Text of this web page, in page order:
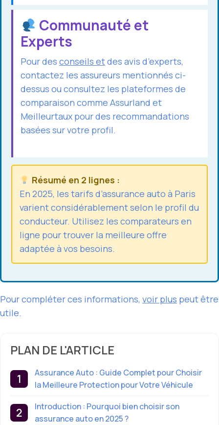
Communauté et
Experts
Pour des conseils etdes avis d’experts,
contactez les assureurs mentionnés ci-
dessus ou consultez les plateformes de
comparaison comme Assurland et
Meilleurtaux pour des recommandations
basées sur votre profil.
Résumé en 2 lignes :
En 2025, les tarifs d’assurance auto à Paris
varient considérablement selon le profil du
conducteur. Utilisez les comparateurs en
ligne pour trouver la meilleure offre
adaptée à vos besoins.
Pour compléter ces informations, voir plus peut être
utile.
PLAN DE L'ARTICLE
Assurance Auto : Guide Complet pour Choisir
la Meilleure Protection pour Votre Véhicule
Introduction : Pourquoi bien choisir son
assurance auto en 2025 ?